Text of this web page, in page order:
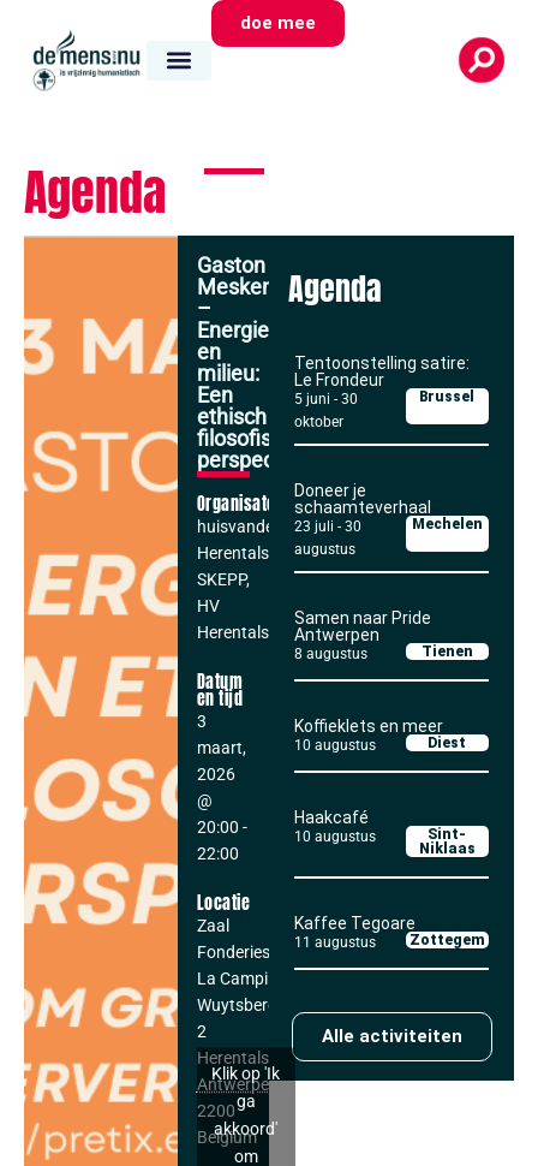
doe mee
Agenda
Gaston
Meskens
–
Energie
en
milieu:
Een
ethisch
filosofisch
perspectief
Organisator
huisvandeMens
Herentals,
SKEPP,
HV
Herentals
Datum
en tijd
3
maart,
2026
@
20:00 -
22:00
Locatie
Zaal
Fonderies De
La Campine
Wuytsbergen
2
Herentals,
Antwerpen
2200
Belgium
Klik op 'Ik
ga
akkoord'
om
Agenda
Tentoonstelling satire:
Le Frondeur
5 juni - 30
oktober
Brussel
Doneer je
schaamteverhaal
23 juli - 30
augustus
Mechelen
Samen naar Pride
Antwerpen
8 augustus Tienen
Koffieklets en meer
10 augustus Diest
Haakcafé
10 augustus
Sint-
Niklaas
Kaffee Tegoare
11 augustus Zottegem
Alle activiteiten